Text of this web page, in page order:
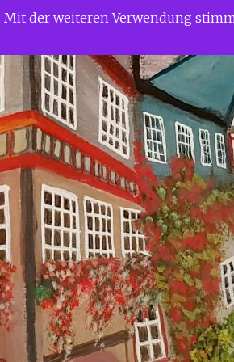
der weiteren Verwendung